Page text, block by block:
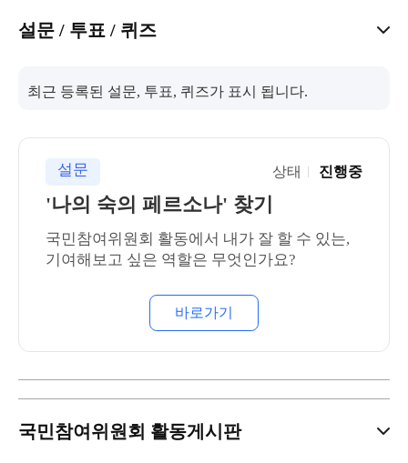
설문 / 투표 / 퀴즈
최근 등록된 설문, 투표, 퀴즈가 표시 됩니다.
설문 상태 진행중
'나의 숙의 페르소나' 찾기
국민참여위원회 활동에서 내가 잘 할 수 있는,
기여해보고 싶은 역할은 무엇인가요?
바로가기
국민참여위원회 활동게시판